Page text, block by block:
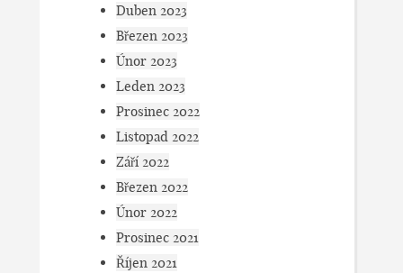
Duben 2023
Březen 2023
Únor 2023
Leden 2023
Prosinec 2022
Listopad 2022
Září 2022
Březen 2022
Únor 2022
Prosinec 2021
Říjen 2021